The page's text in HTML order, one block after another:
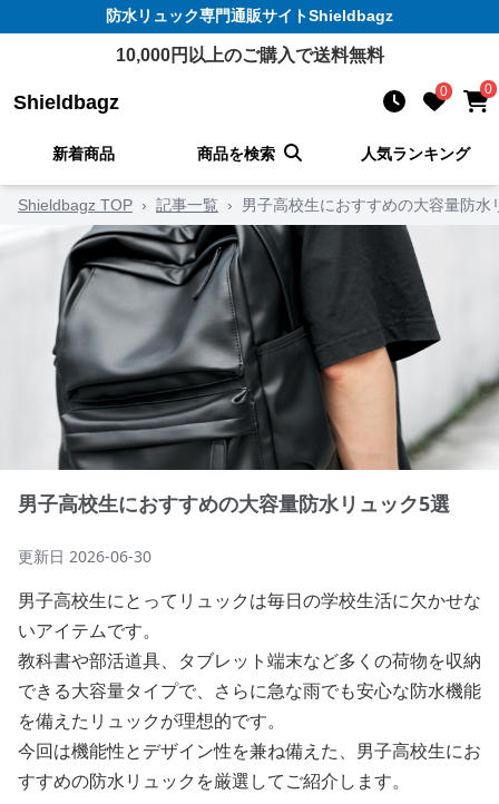
防水リュック専門通販サイトShieldbagz
10,000円以上のご購入で送料無料
Shieldbagz 0 0
新着商品 商品を検索 人気ランキング
Shieldbagz TOP › 記事一覧 › 男子高校生におすすめの大容量防水
男子高校生におすすめの大容量防水リュック5選
更新日 2026-06-30
男子高校生にとってリュックは毎日の学校生活に欠かせな
いアイテムです。
教科書や部活道具、タブレット端末など多くの荷物を収納
できる大容量タイプで、さらに急な雨でも安心な防水機能
を備えたリュックが理想的です。
今回は機能性とデザイン性を兼ね備えた、男子高校生にお
すすめの防水リュックを厳選してご紹介します。